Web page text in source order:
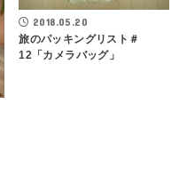
2018.05.20
旅のパッキングリスト＃
12「カメラバッグ」